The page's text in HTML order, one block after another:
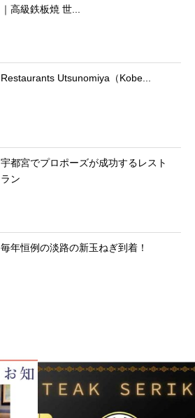
｜高級鉄板焼 世...
Restaurants Utsunomiya（Kobe...
宇都宮でプロポーズが成功するレスト
ラン
毎年恒例の淡路の新玉ねぎ到着！